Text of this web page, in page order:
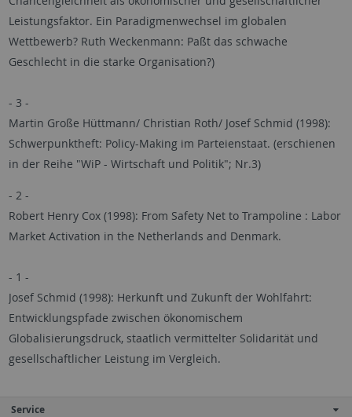
Leistungsfaktor. Ein Paradigmenwechsel im globalen
Wettbewerb? Ruth Weckenmann: Paßt das schwache
Geschlecht in die starke Organisation?)
- 3 -
Martin Große Hüttmann/ Christian Roth/ Josef Schmid (1998):
Schwerpunktheft: Policy-Making im Parteienstaat. (erschienen
in der Reihe "WiP - Wirtschaft und Politik"; Nr.3)
- 2 -
Robert Henry Cox (1998): From Safety Net to Trampoline : Labor
Market Activation in the Netherlands and Denmark.
- 1 -
Josef Schmid (1998): Herkunft und Zukunft der Wohlfahrt:
Entwicklungspfade zwischen ökonomischem
Globalisierungsdruck, staatlich vermittelter Solidarität und
gesellschaftlicher Leistung im Vergleich.
Service